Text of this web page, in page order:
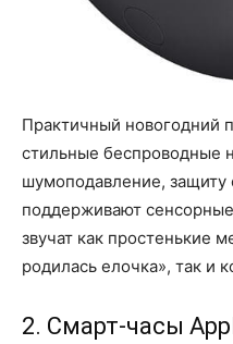
Практичный новогодний
стильные беспроводные
шумоподавление, защиту
поддерживают
звучат как простенькие
родилась елочка», так и
2. Смарт-часы